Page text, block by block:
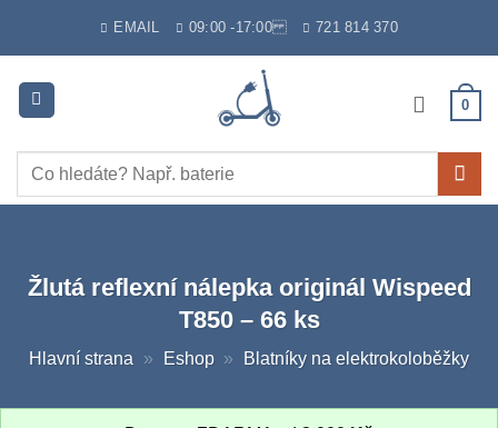
EMAIL 09:00 -17:00 721 814 370
0
Hledat:
Žlutá reflexní nálepka originál Wispeed
T850 – 66 ks
Hlavní strana » Eshop » Blatníky na elektrokoloběžky